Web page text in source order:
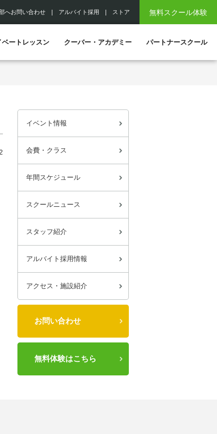
無料スクール体験
へお問い合わせ アルバイト採用 ストア
ベートレッスン クーバー・アカデミー パートナースクール
イベント情報
会費・クラス
年間スケジュール
スクールニュース
スタッフ紹介
アルバイト採用情報
アクセス・施設紹介
お問い合わせ
無料体験はこちら